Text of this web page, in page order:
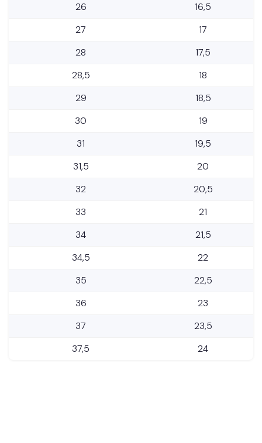
26
16,5
27
17
28
17,5
28,5
18
29
18,5
30
19
31
19,5
31,5
20
32
20,5
33
21
34
21,5
34,5
22
35
22,5
36
23
37
23,5
37,5
24